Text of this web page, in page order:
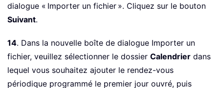
dialogue « Importer un fichier ». Cliquez sur le bouton
Suivant.
14. Dans la nouvelle boîte de dialogue Importer un
fichier, veuillez sélectionner le dossier Calendrier dans
lequel vous souhaitez ajouter le rendez-vous
périodique programmé le premier jour ouvré, puis